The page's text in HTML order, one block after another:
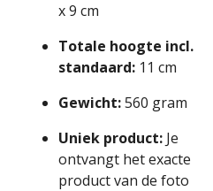
x 9 cm
Totale hoogte incl.
standaard: 11 cm
Gewicht:560 gram
Uniek product: Je
ontvangt het exacte
product van de foto